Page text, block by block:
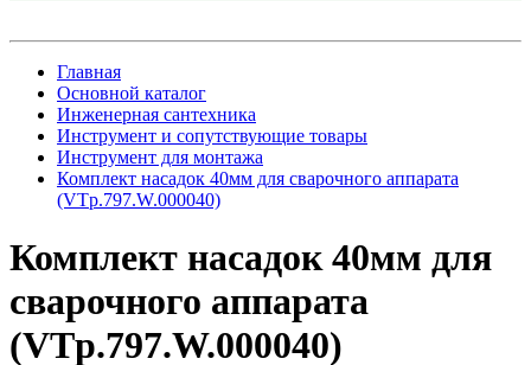
Главная
Основной каталог
Инженерная сантехника
Инструмент и сопутствующие товары
Инструмент для монтажа
Комплект насадок 40мм для сварочного аппарата
(VTp.797.W.000040)
Комплект насадок 40мм для
сварочного аппарата
(VTp.797.W.000040)